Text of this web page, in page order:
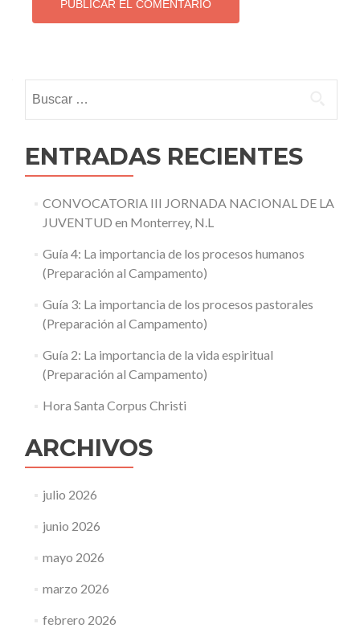
ENTRADAS RECIENTES
CONVOCATORIA III JORNADA NACIONAL DE LA
JUVENTUD en Monterrey, N.L
Guía 4: La importancia de los procesos humanos
(Preparación al Campamento)
Guía 3: La importancia de los procesos pastorales
(Preparación al Campamento)
Guía 2: La importancia de la vida espiritual
(Preparación al Campamento)
Hora Santa Corpus Christi
ARCHIVOS
julio 2026
junio 2026
mayo 2026
marzo 2026
febrero 2026